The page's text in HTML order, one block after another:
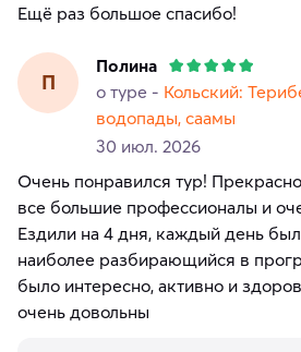
Ещё раз большое спасибо!
П
Полина
о туре - Кольский:
водопады, саамы
30 июл. 2026
Очень понравился тур!
все большие профессионалы и
Ездили на 4 дня, каждый день
наиболее разбирающийся в
было интересно, активно и
очень довольны